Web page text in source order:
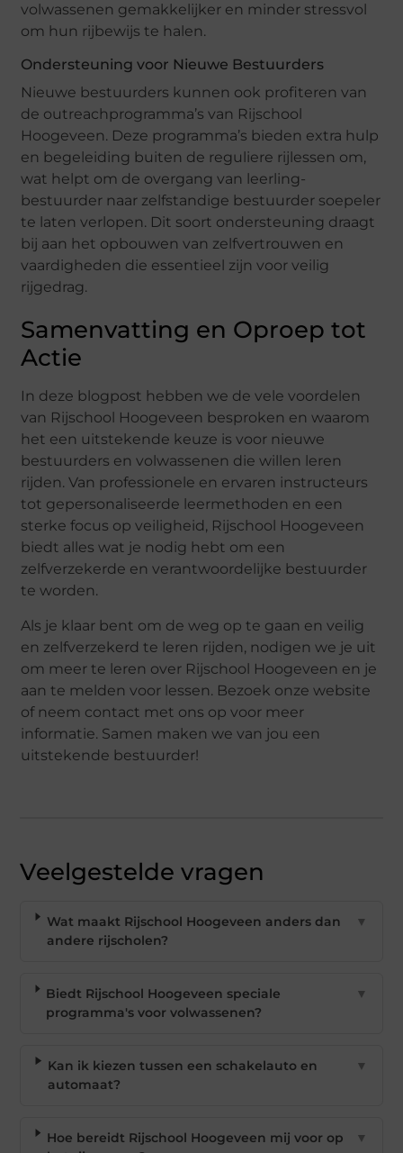
volwassenen gemakkelijker en minder stressvol
om hun rijbewijs te halen.
Ondersteuning voor Nieuwe Bestuurders
Nieuwe bestuurders kunnen ook profiteren van
de outreachprogramma’s van Rijschool
Hoogeveen. Deze programma’s bieden extra hulp
en begeleiding buiten de reguliere rijlessen om,
wat helpt om de overgang van leerling-
bestuurder naar zelfstandige bestuurder soepeler
te laten verlopen. Dit soort ondersteuning draagt
bij aan het opbouwen van zelfvertrouwen en
vaardigheden die essentieel zijn voor veilig
rijgedrag.
Samenvatting en Oproep tot
Actie
In deze blogpost hebben we de vele voordelen
van Rijschool Hoogeveen besproken en waarom
het een uitstekende keuze is voor nieuwe
bestuurders en volwassenen die willen leren
rijden. Van professionele en ervaren instructeurs
tot gepersonaliseerde leermethoden en een
sterke focus op veiligheid, Rijschool Hoogeveen
biedt alles wat je nodig hebt om een
zelfverzekerde en verantwoordelijke bestuurder
te worden.
Als je klaar bent om de weg op te gaan en veilig
en zelfverzekerd te leren rijden, nodigen we je uit
om meer te leren over Rijschool Hoogeveen en je
aan te melden voor lessen. Bezoek onze website
of neem contact met ons op voor meer
informatie. Samen maken we van jou een
uitstekende bestuurder!
Veelgestelde vragen
Wat maakt Rijschool Hoogeveen anders dan
andere rijscholen?
▼
Biedt Rijschool Hoogeveen speciale
programma's voor volwassenen?
▼
Kan ik kiezen tussen een schakelauto en
automaat?
▼
Hoe bereidt Rijschool Hoogeveen mij voor op
▼